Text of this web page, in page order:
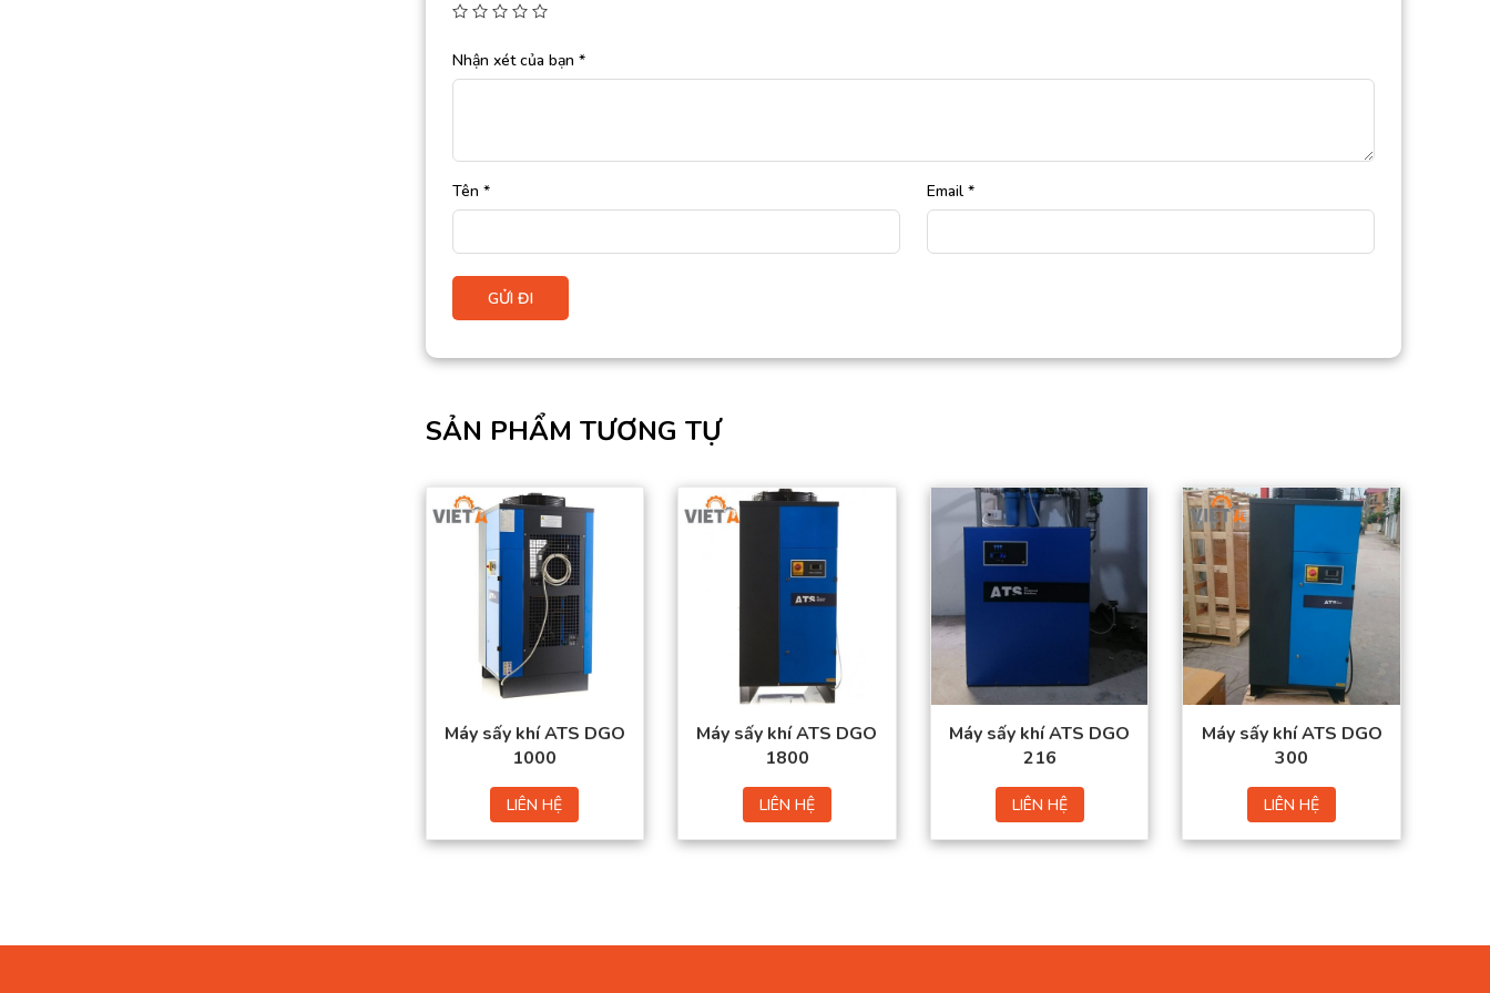
Nhận xét của bạn *
Tên * Email *
SẢN PHẨM TƯƠNG TỰ
Lưu lượng tối đa:
16667 (Lít/Phút)
Áp lực làm việc: 7
kg/cm2
Nguồn điện:
380V/50Hz
Công suất: 1.78 Kw
Máy sấy khí ATS DGO
1000
LIÊN HỆ
Máy sấy khí ATS DGO
1800
LIÊN HỆ
Lưu lượng tối đa:
3600 L/Phút
kg/cm2
Nguồn điện:
Máy sấy khí ATS DGO
216
LIÊN HỆ
5000 (Lít/phút)
Áp lực làm việc: 7
Nguồn điện:
Máy sấy khí ATS DGO
300
LIÊN HỆ